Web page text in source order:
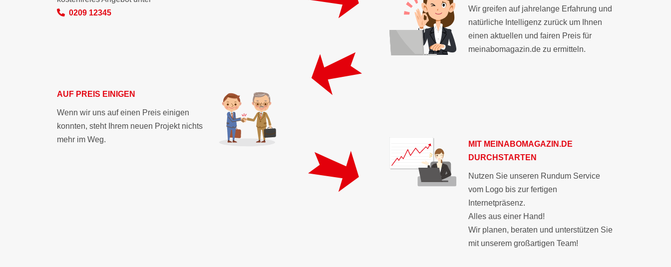
0209 12345
Wir greifen auf jahrelange Erfahrung und
natürliche Intelligenz zurück um Ihnen
einen aktuellen und fairen Preis für
meinabomagazin.de zu ermitteln.
AUF PREIS EINIGEN
Wenn wir uns auf einen Preis einigen
konnten, steht Ihrem neuen Projekt nichts
mehr im Weg.
MIT MEINABOMAGAZIN.DE
DURCHSTARTEN
Nutzen Sie unseren Rundum Service
vom Logo bis zur fertigen
Internetpräsenz.
Alles aus einer Hand!
Wir planen, beraten und unterstützen Sie
mit unserem großartigen Team!